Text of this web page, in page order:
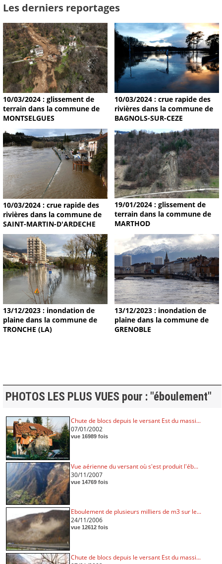
Les derniers reportages
10/03/2024 : glissement de
terrain dans la commune de
MONTSELGUES
10/03/2024 : crue rapide des
rivières dans la commune de
BAGNOLS-SUR-CEZE
10/03/2024 : crue rapide des
rivières dans la commune de
SAINT-MARTIN-D'ARDECHE
19/01/2024 : glissement de
terrain dans la commune de
MARTHOD
13/12/2023 : inondation de
plaine dans la commune de
TRONCHE (LA)
13/12/2023 : inondation de
plaine dans la commune de
GRENOBLE
PHOTOS LES PLUS VUES pour : "éboulement"
Chute de blocs depuis le versant Est du massi...
07/01/2002
vue 16989 fois
Vue aérienne du versant où s'est produit l'éb...
30/11/2007
vue 14769 fois
Eboulement de plusieurs milliers de m3 sur le...
24/11/2006
vue 12612 fois
Chute de blocs depuis le versant Est du massi...